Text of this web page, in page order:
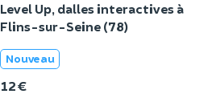
Level Up, dalles interactives à
Flins-sur-Seine (78)
Nouveau
12 €